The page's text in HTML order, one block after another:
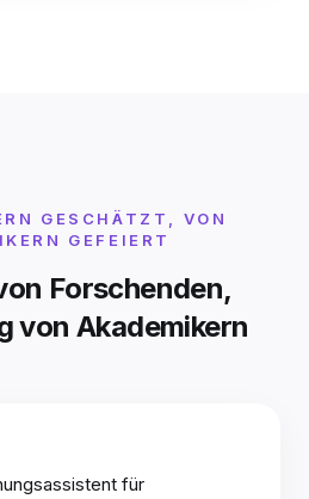
GESCHÄTZT, VON
GEFEIERT
Forschenden,
von Akademikern
für